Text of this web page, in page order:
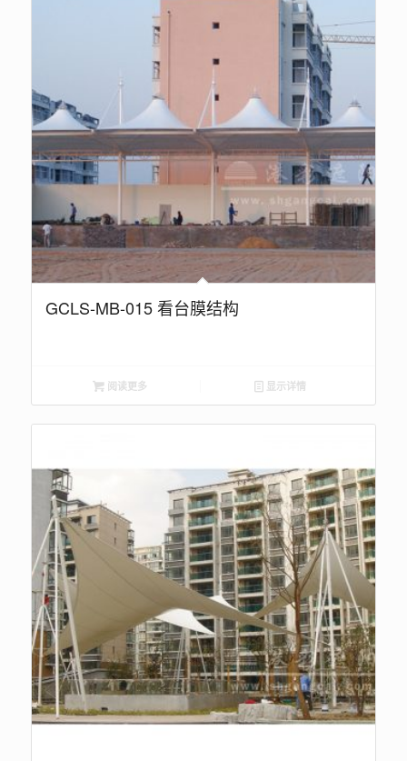
GCLS-MB-015 看台膜结构
阅读更多 显示详情